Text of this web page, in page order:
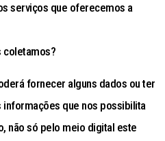
serviços que oferecemos a
coletamos?
fornecer alguns dados ou ter
que nos possibilita
não só pelo meio digital este